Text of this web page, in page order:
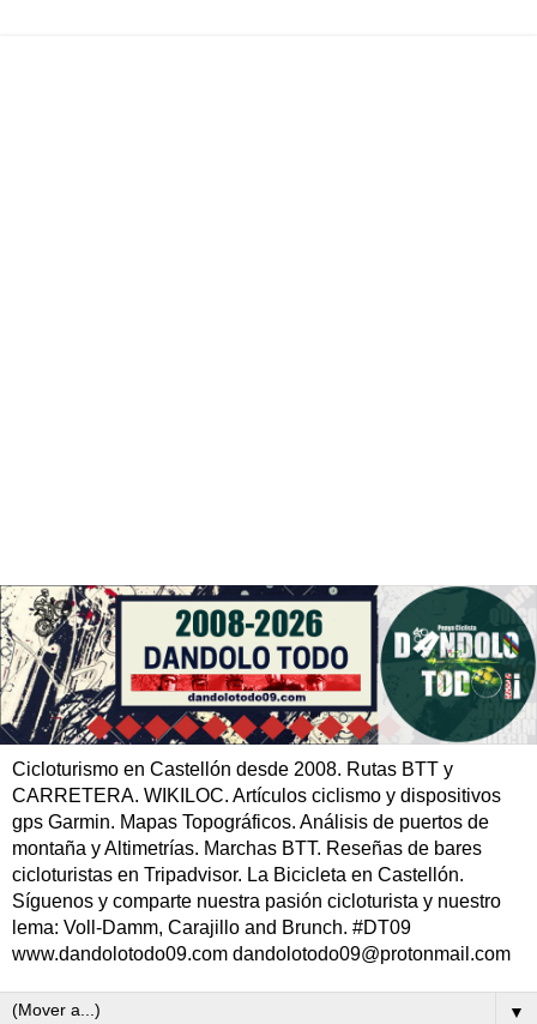
Cicloturismo en Castellón desde 2008. Rutas BTT y
CARRETERA. WIKILOC. Artículos ciclismo y dispositivos
gps Garmin. Mapas Topográficos. Análisis de puertos de
montaña y Altimetrías. Marchas BTT. Reseñas de bares
cicloturistas en Tripadvisor. La Bicicleta en Castellón.
Síguenos y comparte nuestra pasión cicloturista y nuestro
lema: Voll-Damm, Carajillo and Brunch. #DT09
www.dandolotodo09.com dandolotodo09@protonmail.com
▼